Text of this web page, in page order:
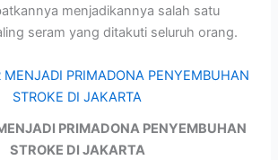
menjadikannya salah satu
seram yang ditakuti seluruh orang.
PRIMADONA PENYEMBUHAN
STROKE DI JAKARTA